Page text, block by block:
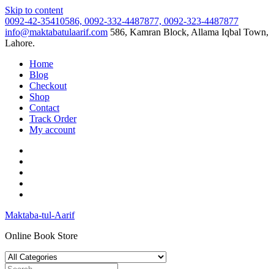
Skip to content
0092-42-35410586, 0092-332-4487877, 0092-323-4487877
info@maktabatulaarif.com 586, Kamran Block, Allama Iqbal Town,
Lahore.
Home
Blog
Checkout
Shop
Contact
Track Order
My account
Maktaba-tul-Aarif
Online Book Store